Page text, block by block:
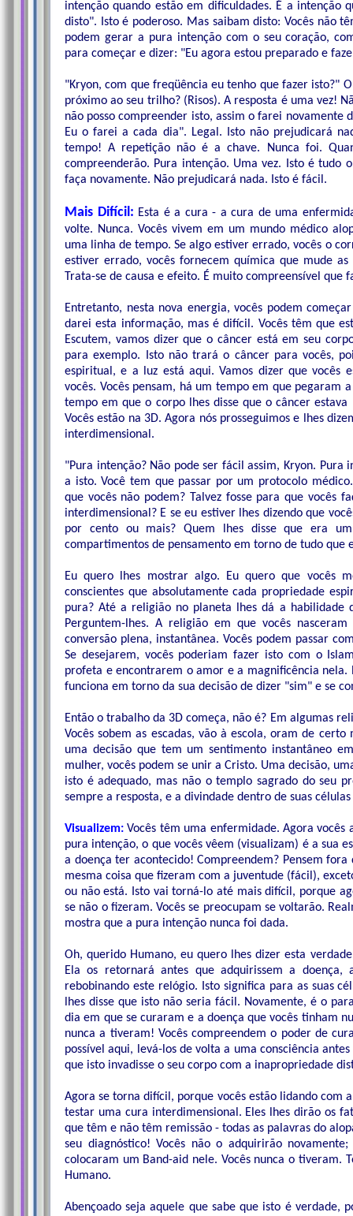
intenção quando estão em dificuldades. É a intenção
disto". Isto é poderoso. Mas saibam disto: Vocês não
podem gerar a pura intenção com o seu coração,
para começar e dizer: "Eu agora estou preparado e
"Kryon, com que freqüência eu tenho que fazer isto?"
próximo ao seu trilho? (Risos). A resposta é uma vez!
não posso compreender isto, assim o farei
Eu o farei a cada dia". Legal. Isto não prejudicará
tempo! A repetição não é a chave. Nunca foi.
compreenderão. Pura intenção. Uma vez. Isto é tudo
faça novamente. Não prejudicará nada. Isto é fácil.
Mais Difícil: Esta é a cura - a cura de uma
volte. Nunca. Vocês vivem em um mundo médico
uma linha de tempo. Se algo estiver errado, vocês o
estiver errado, vocês fornecem química que mude
Trata-se de causa e efeito. É muito compreensível que
Entretanto, nesta nova energia, vocês podem
darei esta informação, mas é difícil. Vocês têm que
Escutem, vamos dizer que o câncer está em seu
para exemplo. Isto não trará o câncer para vocês,
espiritual, e a luz está aqui. Vamos dizer que vocês
vocês. Vocês pensam, há um tempo em que
tempo em que o corpo lhes disse que o câncer
Vocês estão na 3D. Agora nós prosseguimos e lhes
interdimensional.
"Pura intenção? Não pode ser fácil assim, Kryon. Pura
a isto. Você tem que passar por um protocolo
que vocês não podem? Talvez fosse para que vocês
interdimensional? E se eu estiver lhes dizendo que
por cento ou mais? Quem lhes disse que era
compartimentos de pensamento em torno de tudo que
Eu quero lhes mostrar algo. Eu quero que vocês
conscientes que absolutamente cada propriedade
pura? Até a religião no planeta lhes dá a habilidade
Perguntem-lhes. A religião em que vocês
conversão plena, instantânea. Vocês podem passar
Se desejarem, vocês poderiam fazer isto com o
profeta e encontrarem o amor e a magnificência
funciona em torno da sua decisão de dizer "sim" e se
Então o trabalho da 3D começa, não é? Em algumas
Vocês sobem as escadas, vão à escola, oram de
uma decisão que tem um sentimento instantâneo
mulher, vocês podem se unir a Cristo. Uma decisão,
isto é adequado, mas não o templo sagrado do seu
sempre a resposta, e a divindade dentro de suas
Visualizem: Vocês têm uma enfermidade. Agora
pura intenção, o que vocês vêem (visualizam) é a sua
a doença ter acontecido! Compreendem? Pensem
mesma coisa que fizeram com a juventude (fácil),
ou não está. Isto vai torná-lo até mais difícil, porque
se não o fizeram. Vocês se preocupam se voltarão.
mostra que a pura intenção nunca foi dada.
Oh, querido Humano, eu quero lhes dizer esta
Ela os retornará antes que adquirissem a doença,
rebobinando este relógio. Isto significa para as suas
lhes disse que isto não seria fácil. Novamente, é o
dia em que se curaram e a doença que vocês tinham
nunca a tiveram! Vocês compreendem o poder de
possível aqui, levá-los de volta a uma consciência
que isto invadisse o seu corpo com a inapropriedade
Agora se torna difícil, porque vocês estão lidando com
testar uma cura interdimensional. Eles lhes dirão os
que têm e não têm remissão - todas as palavras do
seu diagnóstico! Vocês não o adquirirão
colocaram um Band-aid nele. Vocês nunca o tiveram.
Humano.
Abençoado seja aquele que sabe que isto é verdade,